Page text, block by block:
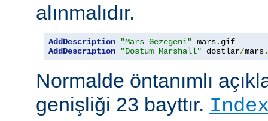
alınmalıdır.
AddDescription "Mars Gezegeni" mars. gif
AddDescription
"Dostum Marshall" dostlar/mars.
Normalde öntanımlı
genişliği 23 bayttır.